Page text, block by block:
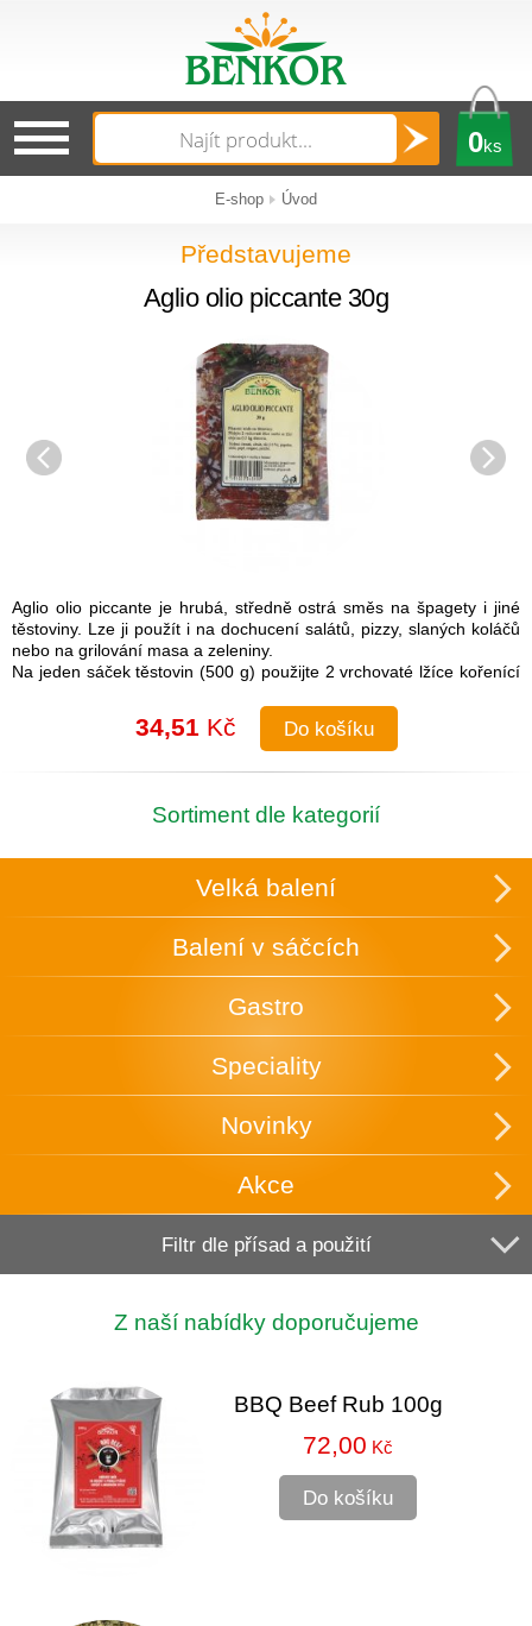
0ks
E-shop Úvod
Představujeme
Aglio olio piccante 30g
Aglio olio piccante je hrubá, středně ostrá směs na špagety i jiné
těstoviny. Lze ji použít i na dochucení salátů, pizzy, slaných koláčů
nebo na grilování masa a zeleniny.
Na jeden sáček těstovin (500 g) použijte 2 vrchovaté lžíce kořenící
Návod na přípravu: Do uvařených těstovin přimíchejte kořenící
směs a lžíci olivového oleje. Je možné také na pánvi olivový olej
rozehřát a koření na něm zlehka opražit, aby se rozvonělo a
následně přidat směs k těstovinám.
v obchodě.
Uchovávejte v suchu a temnu.
34,51Kč Do košíku
Sortiment dle kategorií
Velká balení
Balení v sáčcích
Gastro
Speciality
Novinky
Akce
Filtr dle přísad a použití
Z naší nabídky doporučujeme
BBQ Beef Rub 100g
72,00 Kč
Do košíku